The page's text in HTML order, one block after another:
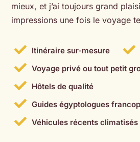
mieux, et j’ai toujours grand
impressions une fois le voyage
 Itinéraire sur-mesure 
 Voyage privé ou tout petit
 Hôtels de qualité
 Guides égyptologues
 Véhicules récents climatisés